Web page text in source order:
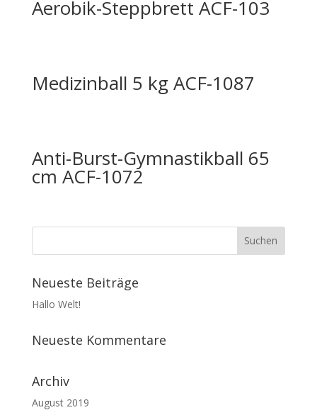
Aerobik-Steppbrett ACF-103
Medizinball 5 kg ACF-1087
Anti-Burst-Gymnastikball 65
cm ACF-1072
Neueste Beiträge
Hallo Welt!
Neueste Kommentare
Archiv
August 2019